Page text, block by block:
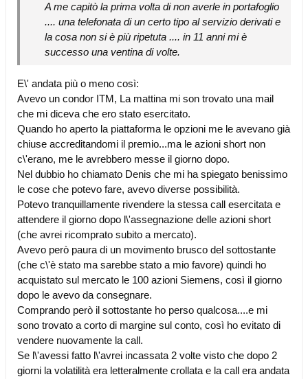
A me capitò la prima volta di non averle in portafoglio
.... una telefonata di un certo tipo al servizio derivati e
la cosa non si è più ripetuta .... in 11 anni mi è
successo una ventina di volte.
E\' andata più o meno così:
Avevo un condor ITM, La mattina mi son trovato una mail
che mi diceva che ero stato esercitato.
Quando ho aperto la piattaforma le opzioni me le avevano già
chiuse accreditandomi il premio...ma le azioni short non
c\'erano, me le avrebbero messe il giorno dopo.
Nel dubbio ho chiamato Denis che mi ha spiegato benissimo
le cose che potevo fare, avevo diverse possibilità.
Potevo tranquillamente rivendere la stessa call esercitata e
attendere il giorno dopo l\'assegnazione delle azioni short
(che avrei ricomprato subito a mercato).
Avevo però paura di un movimento brusco del sottostante
(che c\'è stato ma sarebbe stato a mio favore) quindi ho
acquistato sul mercato le 100 azioni Siemens, così il giorno
dopo le avevo da consegnare.
Comprando però il sottostante ho perso qualcosa....e mi
sono trovato a corto di margine sul conto, così ho evitato di
vendere nuovamente la call.
Se l\'avessi fatto l\'avrei incassata 2 volte visto che dopo 2
giorni la volatilità era letteralmente crollata e la call era andata